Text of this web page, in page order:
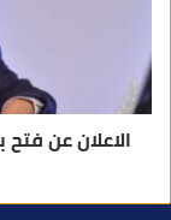
الاعلان عن